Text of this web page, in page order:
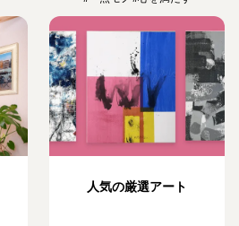
人気の厳選アート